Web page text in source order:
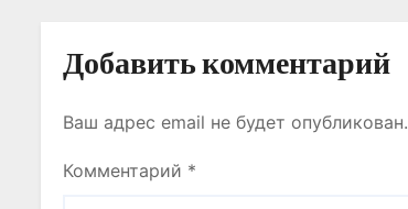
с
я
м
Добавить комментарий
Ваш адрес email не будет опубликован.
Комментарий *